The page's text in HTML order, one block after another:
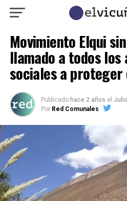
Movimiento Elqui
llamado a todos
sociales a proteger
Publicado hace 2 años el
Por Red Comunales